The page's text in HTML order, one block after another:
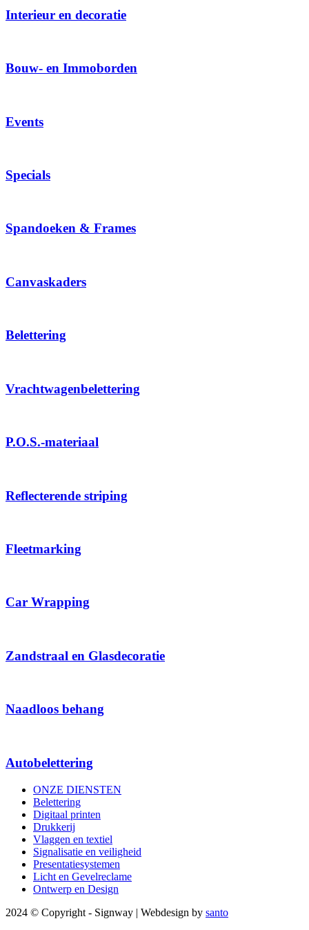
Interieur en decoratie
Bouw- en Immoborden
Events
Specials
Spandoeken & Frames
Canvaskaders
Belettering
Vrachtwagenbelettering
P.O.S.-materiaal
Reflecterende striping
Fleetmarking
Car Wrapping
Zandstraal en Glasdecoratie
Naadloos behang
Autobelettering
ONZE DIENSTEN
Belettering
Digitaal printen
Drukkerij
Vlaggen en textiel
Signalisatie en veiligheid
Presentatiesystemen
Licht en Gevelreclame
Ontwerp en Design
2024 © Copyright - Signway | Webdesign by santo